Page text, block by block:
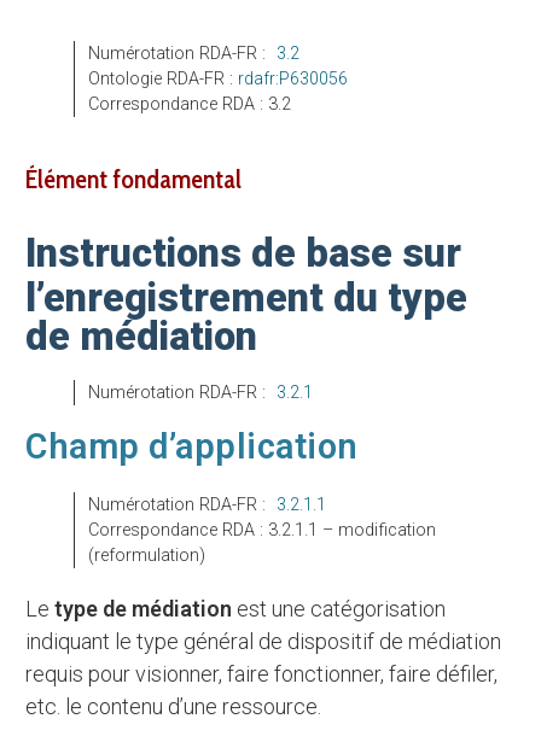
Numérotation RDA-FR : 3.2
Ontologie RDA-FR : rdafr:P630056
Correspondance RDA : 3.2
élément fondamental
Instructions de base sur
l’enregistrement du type
de médiation
Numérotation RDA-FR : 3.2.1
Champ d’application
Numérotation RDA-FR : 3.2.1.1
Correspondance RDA : 3.2.1.1 – modification
(reformulation)
Letype de médiation est une catégorisation
indiquant le type général de dispositif de médiation
requis pour visionner, faire fonctionner, faire défiler,
etc. le contenu d’une ressource.